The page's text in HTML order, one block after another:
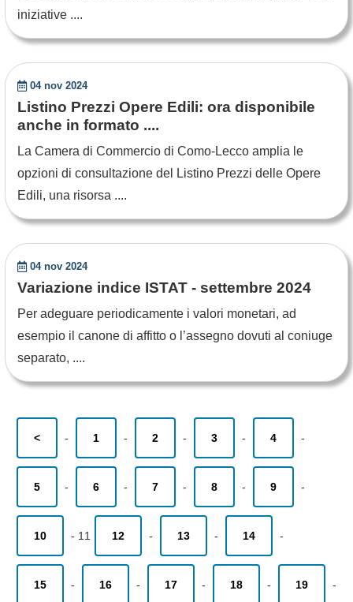
iniziative ....
04 nov 2024
Listino Prezzi Opere Edili: ora disponibile
anche in formato ....
La Camera di Commercio di Como-Lecco amplia le
opzioni di consultazione del Listino Prezzi delle Opere
Edili, una risorsa ....
04 nov 2024
Variazione indice ISTAT - settembre 2024
Per adeguare periodicamente i valori monetari, ad
esempio il canone di affitto o l’assegno dovuti al coniuge
separato, ....
< - 1 - 2 - 3 - 4 -
5 - 6 - 7 - 8 - 9 -
10 - 11 12 - 13 - 14 -
15 - 16 - 17 - 18 - 19 -